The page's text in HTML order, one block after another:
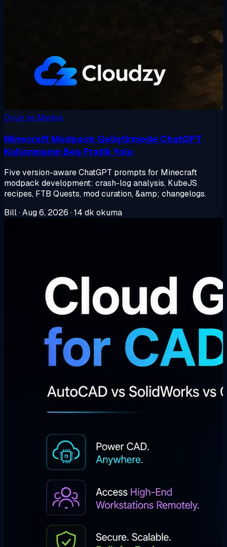
Oyun ve Medya
Minecraft Modpack Geliştirmede ChatGPT
Kullanmanın Beş Pratik Yolu
Five version-aware ChatGPT prompts for Minecraft
modpack development: crash-log analysis, KubeJS
recipes, FTB Quests, mod curation, &amp; changelogs.
Bill·Aug 6, 2026 ·14 dk okuma